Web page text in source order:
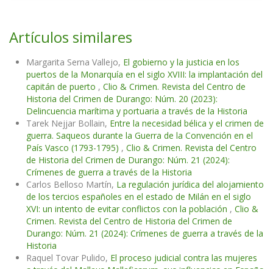
Artículos similares
Margarita Serna Vallejo, El gobierno y la justicia en los
puertos de la Monarquía en el siglo XVIII: la implantación del
capitán de puerto , Clio & Crimen. Revista del Centro de
Historia del Crimen de Durango: Núm. 20 (2023):
Delincuencia marítima y portuaria a través de la Historia
Tarek Nejjar Bollain, Entre la necesidad bélica y el crimen de
guerra. Saqueos durante la Guerra de la Convención en el
País Vasco (1793-1795) , Clio & Crimen. Revista del Centro
de Historia del Crimen de Durango: Núm. 21 (2024):
Crímenes de guerra a través de la Historia
Carlos Belloso Martín, La regulación jurídica del alojamiento
de los tercios españoles en el estado de Milán en el siglo
XVI: un intento de evitar conflictos con la población , Clio &
Crimen. Revista del Centro de Historia del Crimen de
Durango: Núm. 21 (2024): Crímenes de guerra a través de la
Historia
Raquel Tovar Pulido, El proceso judicial contra las mujeres